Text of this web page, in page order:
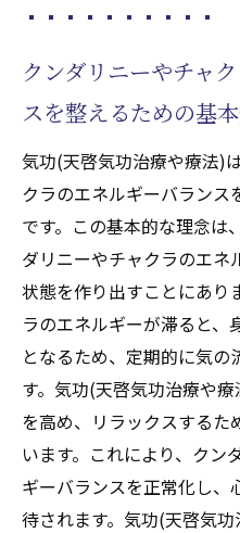
クンダリニーやチャ
スを整えるための基
気功(天啓気功治療や療法)
クラのエネルギーバランス
です。この基本的な理念は
ダリニーやチャクラのエネ
状態を作り出すことにあり
ラのエネルギーが滞ると、
となるため、定期的に気
す。気功(天啓気功治療や
を高め、リラックスするた
います。これにより、クン
ギーバランスを正常化し、
待されます。気功(天啓気